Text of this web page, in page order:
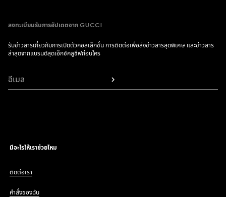
ลงทะเบียนรับการอัปเดตจาก GUCCI
รับข่าวสารเกี่ยวกับการเปิดตัวคอลเล็กชั่น การติดต่อเพื่อส่งข่าวสารสุดพิเศษ และข่าวสาร
ล่าสุดจากแบรนด์สุดเอ็กซ์คลูซีฟก่อนใคร
อีเมล
มีอะไรให้เราช่วยไหม
ติดต่อเรา
คำสั่งของฉัน